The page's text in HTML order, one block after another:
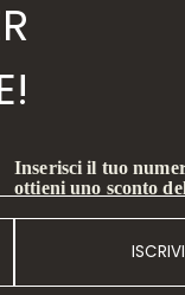
Inserisci il tuo
ottieni uno sconto